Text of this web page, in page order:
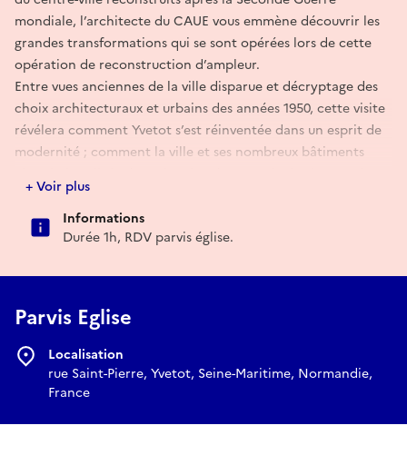
mondiale, l’architecte du CAUE vous emmène découvrir les
grandes transformations qui se sont opérées lors de cette
opération de reconstruction d’ampleur.
Entre vues anciennes de la ville disparue et décryptage des
choix architecturaux et urbains des années 1950, cette visite
révélera comment Yvetot s’est réinventée dans un esprit de
modernité ; comment la ville et ses nombreux bâtiments
», fonctionnaliste ?
Inscription obligatoire
+ Voir plus
Informations
Durée 1h, RDV parvis église.
Parvis Eglise
Localisation
rue Saint-Pierre, Yvetot, Seine-Maritime, Normandie,
France